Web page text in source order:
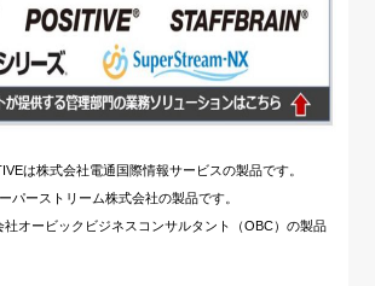
は株式会社電通国際情報サービスの製品です。
パーストリーム株式会社の製品です。
社オービックビジネスコンサルタント（OBC）の製品